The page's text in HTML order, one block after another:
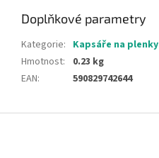
Doplňkové parametry
Kategorie: Kapsáře na plenky
Hmotnost:
0.23 kg
EAN: 590829742644